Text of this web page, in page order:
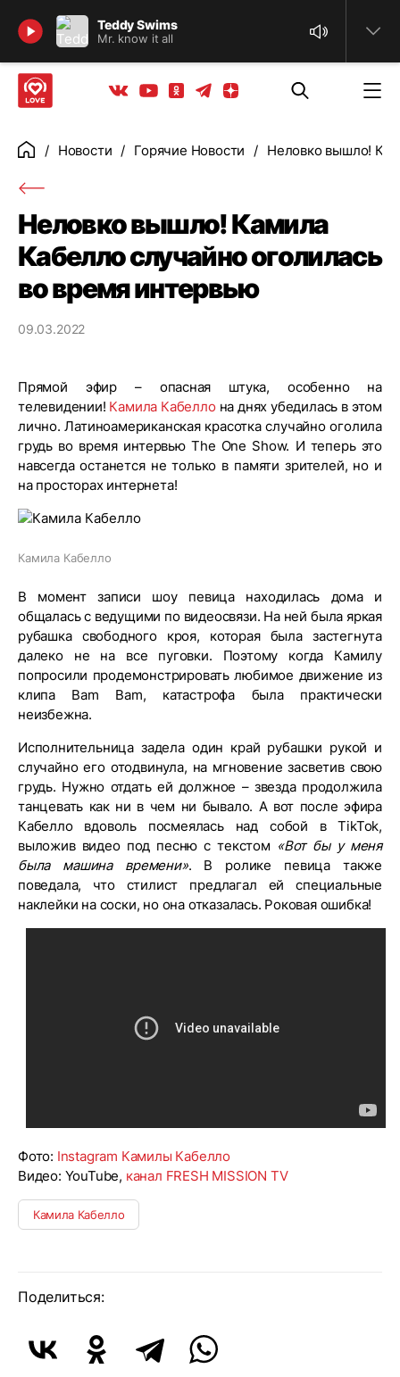
Teddy Swims
Mr. know it all
Найти
Вконтакте
YoutubeОдноклассники
ТелеграмЯндекс дзен
ГлавнаяНовости Горячие Новости Неловко вышло!
Неловко вышло! Камила
Кабелло случайно оголилась
во время интервью
09.03.2022
Прямой эфир – опасная штука, особенно на
телевидении! Камила Кабеллона днях убедилась в этом
лично. Латиноамериканская красотка случайно оголила
грудь во время интервью The One Show. И теперь это
навсегда останется не только в памяти зрителей, но и
на просторах интернета!
Камила Кабелло
В момент записи шоу певица находилась дома и
общалась с ведущими по видеосвязи. На ней была яркая
рубашка свободного кроя, которая была застегнута
далеко не на все пуговки. Поэтому когда Камилу
попросили продемонстрировать любимое движение из
клипа Bam Bam, катастрофа была практически
неизбежна.
Исполнительница задела один край рубашки рукой и
случайно его отодвинула, на мгновение засветив свою
грудь. Нужно отдать ей должное – звезда продолжила
танцевать как ни в чем ни бывало. А вот после эфира
Кабелло вдоволь посмеялась над собой в TikTok,
выложив видео под песню с текстом «Вот бы у меня
была машина времени». В ролике певица также
поведала, что стилист предлагал ей специальные
наклейки на соски, но она отказалась. Роковая ошибка!
Фото: Instagram Камилы Кабелло
Видео: YouTube, канал FRESH MISSION TV
Камила Кабелло
Поделиться: